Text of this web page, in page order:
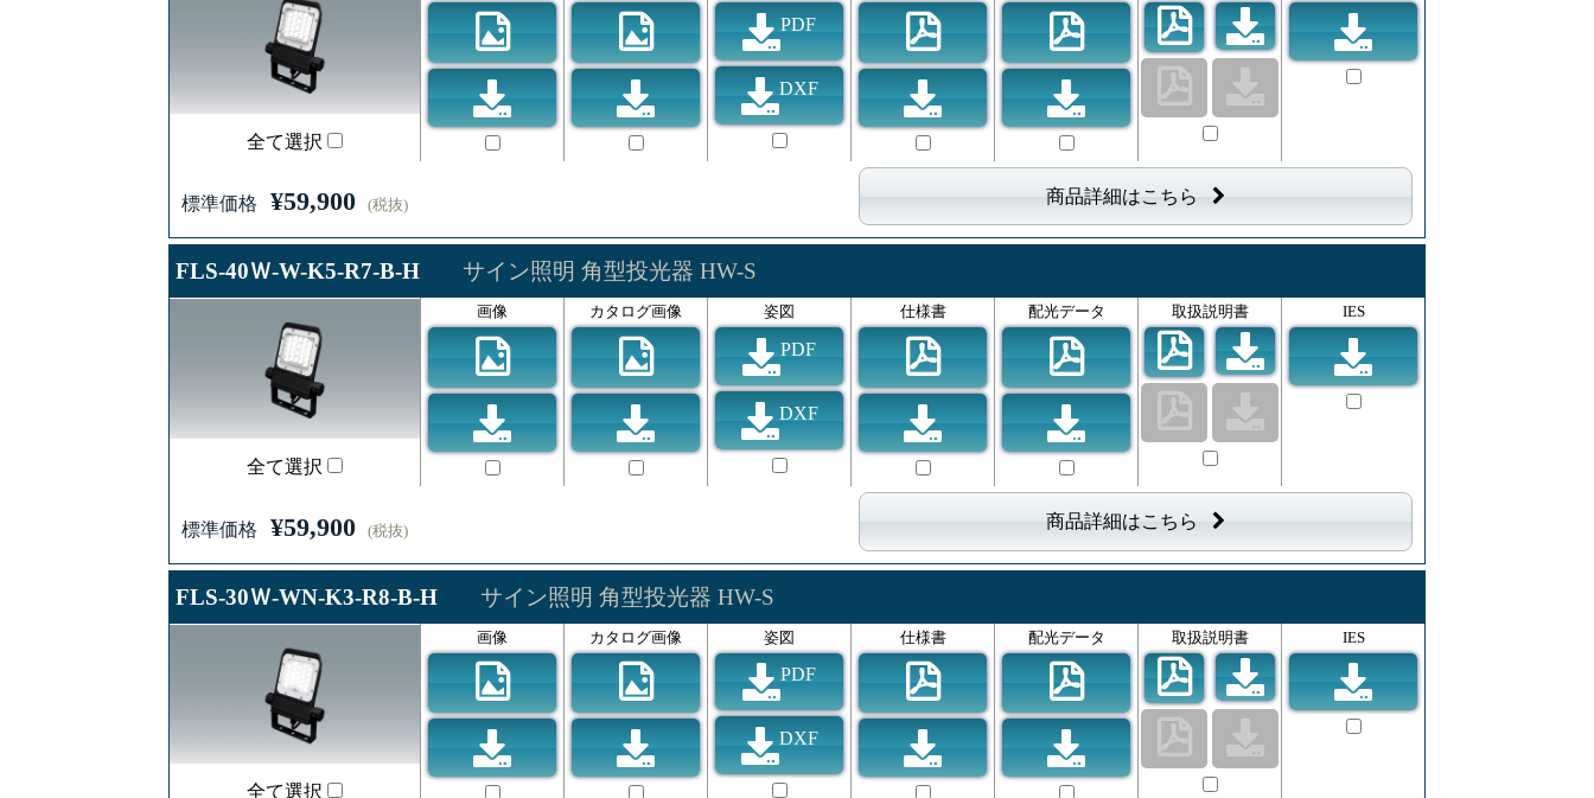
全て選択
PDF
DXF
標準価格 ¥59,900 (税抜) 商品詳細はこちら
FLS-40Ｗ-W-K5-R7-B-H サイン照明 角型投光器 HW-S
全て選択
画像 カタログ画像 姿図
PDF
DXF
仕様書 配光データ 取扱説明書 IES
標準価格 ¥59,900 (税抜) 商品詳細はこちら
FLS-30Ｗ-WN-K3-R8-B-H サイン照明 角型投光器 HW-S
全て選択
画像 カタログ画像 姿図
PDF
DXF
仕様書 配光データ 取扱説明書 IES